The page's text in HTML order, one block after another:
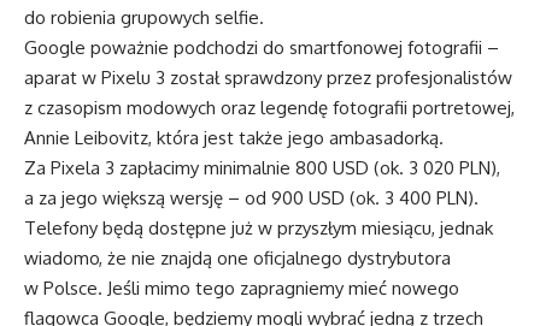
do robienia grupowych selfie.
Google poważnie podchodzi do smartfonowej fotografii –
aparat w Pixelu 3 został sprawdzony przez profesjonalistów
z czasopism modowych oraz legendę fotografii portretowej,
Annie Leibovitz, która jest także jego ambasadorką.
Za Pixela 3 zapłacimy minimalnie 800 USD (ok. 3 020 PLN),
a za jego większą wersję – od 900 USD (ok. 3 400 PLN).
Telefony będą dostępne już w przyszłym miesiącu, jednak
wiadomo, że nie znajdą one oficjalnego dystrybutora
w Polsce. Jeśli mimo tego zapragniemy mieć nowego
flagowca Google, będziemy mogli wybrać jedną z trzech